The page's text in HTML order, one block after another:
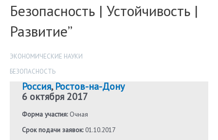
Безопасность | Устойчивость |
Развитие”
ЭКОНОМИЧЕСКИЕ НАУКИ
БЕЗОПАСНОСТЬ
Россия,Ростов-на-Дону
6 октября 2017
Форма участия:Очная
Срок подачи заявок:01.10.2017